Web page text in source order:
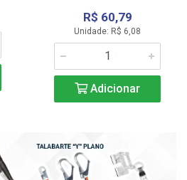
R$ 60,79
Unidade: R$ 6,08
Adicionar